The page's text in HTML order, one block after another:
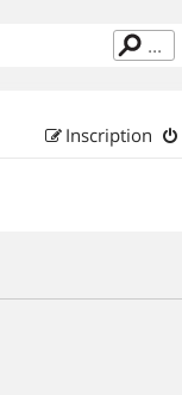
Inscription